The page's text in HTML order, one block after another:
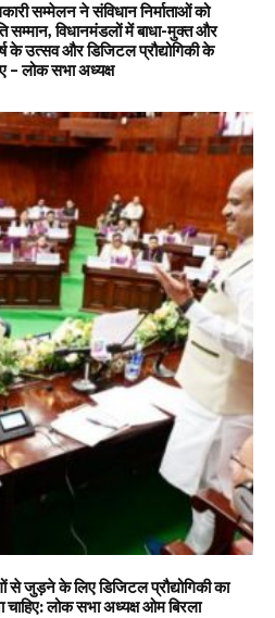
सम्मेलन ने संविधान निर्माताओं को
सम्मान, विधानमंडलों में बाधा-मुक्त और
के उत्सव और डिजिटल प्रौद्योगिकी के
– लोक सभा अध्यक्ष
से जुड़ने के लिए डिजिटल प्रौद्योगिकी का
लोक सभा अध्यक्ष ओम बिरला